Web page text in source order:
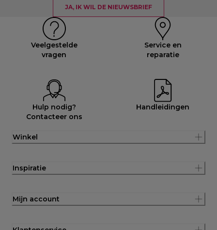
JA, IK WIL DE NIEUWSBRIEF
Veelgestelde
vragen
Service en
reparatie
Hulp nodig?
Contacteer ons
Handleidingen
Winkel
Inspiratie
Mijn account